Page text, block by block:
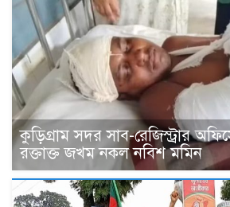
কুড়িগ্রাম সদর সাব-রেজিস্ট্রার
রক্তাক্ত জখম নকল নবিশ মমিন